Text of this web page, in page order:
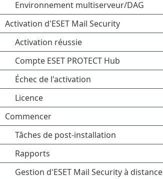
Environnement multiserveur/DAG
Activation d'ESET Mail Security
Activation réussie
Compte ESET PROTECT Hub
Échec de l'activation
Licence
Commencer
Tâches de post-installation
Rapports
Gestion d'ESET Mail Security à distance